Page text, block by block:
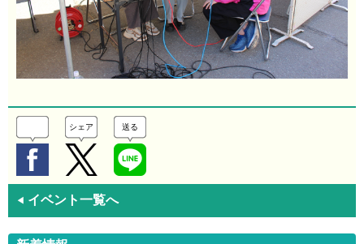
シェア 送る
◀ イベント一覧へ